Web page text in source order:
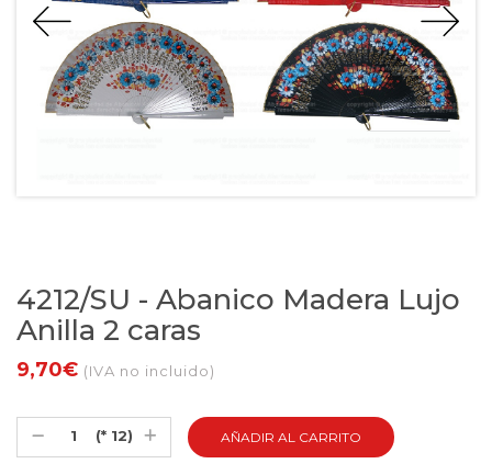
4212/SU - Abanico Madera Lujo
Anilla 2 caras
9,70€ (IVA no incluido)
(* 12)